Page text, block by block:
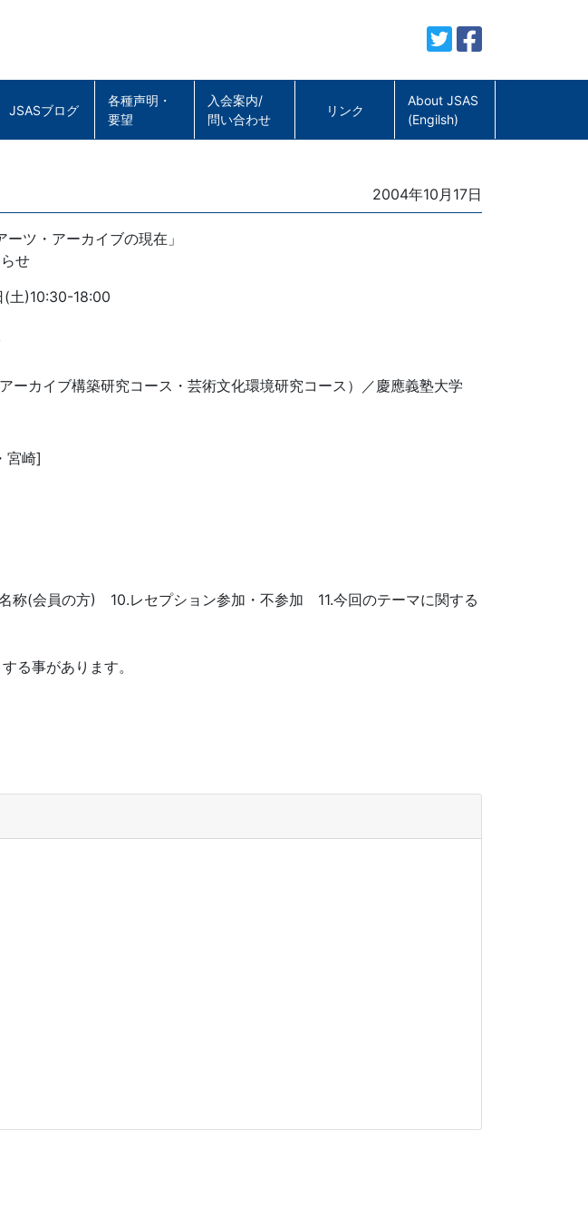
JSASブログ
各種声明・
要望
入会案内/
問い合わせ
リンク
About JSAS
(Engilsh)
Posted
on
2004年10月17日
ツ・アーカイブの現在」
せ
土)10:30-18:00
ーカイブ構築研究コース・芸術文化環境研究コース）／慶應義塾大学
宮崎]
会員の方) 10.レセプション参加・不参加 11.今回のテーマに関する
る事があります。